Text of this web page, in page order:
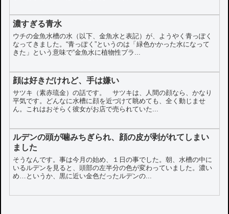
濃すぎる青水
ウチの金魚水槽の水（以下、金魚水と表記）が、ようやく青っぽく
なってきました。“青っぽく”というのは「緑色かかった水になって
きた」という意味で“金魚水に植物性プラ...
顔は好きだけれど、手は嫌い
サツキ（素赤琉金）の話です。 サツキは、人間の顔なら、かなり
平気です。どんなに水槽に顔を近づけて眺めても、全く動じませ
ん。これはおそらく彼女がお店で売られていた...
ルデンの頭が噛みちぎられ、顔の皮が剥がれてしまい
ました
そうなんです。事は今月の始め、１日の事でした。朝、水槽の中に
いるルデンを見ると、頭部の左半分の色が変わっていました。濃い
め…というか、黒に近い金色だったルデンの...